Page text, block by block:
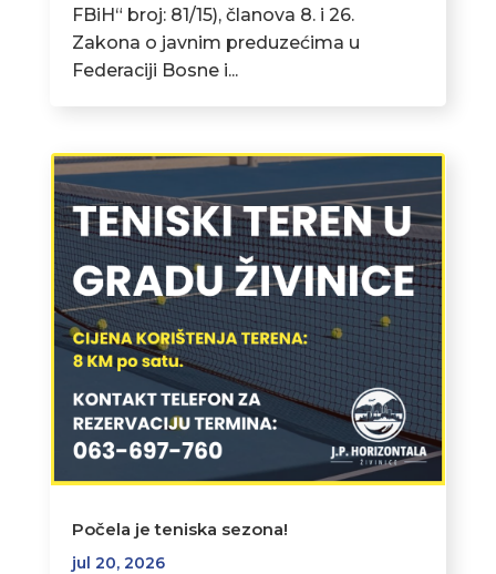
FBiH“ broj: 81/15), članova 8. i 26.
Zakona o javnim preduzećima u
Federaciji Bosne i...
Počela je teniska sezona!
jul 20, 2026